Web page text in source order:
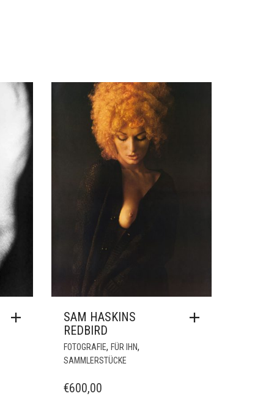
KURZ
BREZNITZ
MURRAY
ISMA-AE
GETTNER
FÜRMAIER
VOLKMAR
HOLDER
STAIGER
MICHAEL FACKELMANN
MISS-C
NOEMIE STEGMÜLLER
PATRIK SÖTJE
ROLAND WAGNER
SAMIRA DUDZINSKI